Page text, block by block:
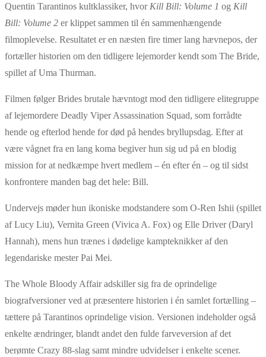
Quentin Tarantinos kultklassiker, hvor Kill Bill: Volume 1 og Kill
Bill: Volume 2 er klippet sammen til én sammenhængende
filmoplevelse. Resultatet er en næsten fire timer lang hævnepos, der
fortæller historien om den tidligere lejemorder kendt som The Bride,
spillet afUma Thurman.
Filmen følger Brides brutale hævntogt mod den tidligere elitegruppe
af lejemordere Deadly Viper Assassination Squad, som forrådte
hende og efterlod hende for død på hendes bryllupsdag. Efter at
være vågnet fra en lang koma begiver hun sig ud på en blodig
mission for at nedkæmpe hvert medlem – én efter én – og til sidst
konfrontere manden bag det hele: Bill.
Undervejs møder hun ikoniske modstandere som O‑Ren Ishii (spillet
afLucy Liu), Vernita Green (Vivica A. Fox) og Elle Driver(Daryl
Hannah), mens hun trænes i dødelige kampteknikker af den
legendariske mesterPai Mei.
The Whole Bloody Affair adskiller sig fra de oprindelige
biografversioner ved at præsentere historien i én samlet fortælling –
tættere på Tarantinos oprindelige vision. Versionen indeholder også
enkelte ændringer, blandt andet den fulde farveversion af det
berømte Crazy 88-slag samt mindre udvidelser i enkelte scener.